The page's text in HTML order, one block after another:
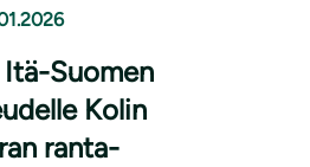
Suomen
Kolin
ranta-